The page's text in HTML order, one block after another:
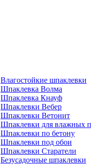
Влагостойкие шпаклевки
Шпаклевка Волма
Шпаклевка Кнауф
Шпаклевки Вебер
Шпаклевки Ветонит
Шпаклевки для влажных
Шпаклевки по бетону
Шпаклевки под обои
Шпаклевки Старатели
Безусадочные шпаклевки